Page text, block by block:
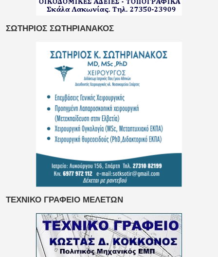
ΣΩΤΗΡΙΟΣ ΣΩΤΗΡΙΑΝΑΚΟΣ
ΤΕΧΝΙΚΟ ΓΡΑΦΕΙΟ ΜΕΛΕΤΩΝ